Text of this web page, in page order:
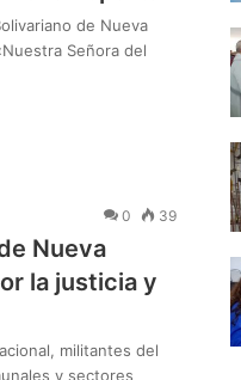
de Nueva
Señora del
0 39
Nueva
la justicia y
militantes del
y sectores